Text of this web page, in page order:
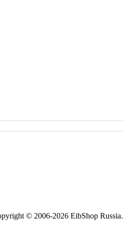
© 2006-2026 EibShop Russia.